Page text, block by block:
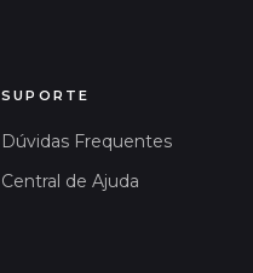
SUPORTE
Dúvidas Frequentes
Central de Ajuda